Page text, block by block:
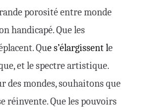
porosité entre monde
handicapé. Que les
Que s’élargissentle
et le spectre artistique.
des mondes, souhaitons que
réinvente. Que les pouvoirs